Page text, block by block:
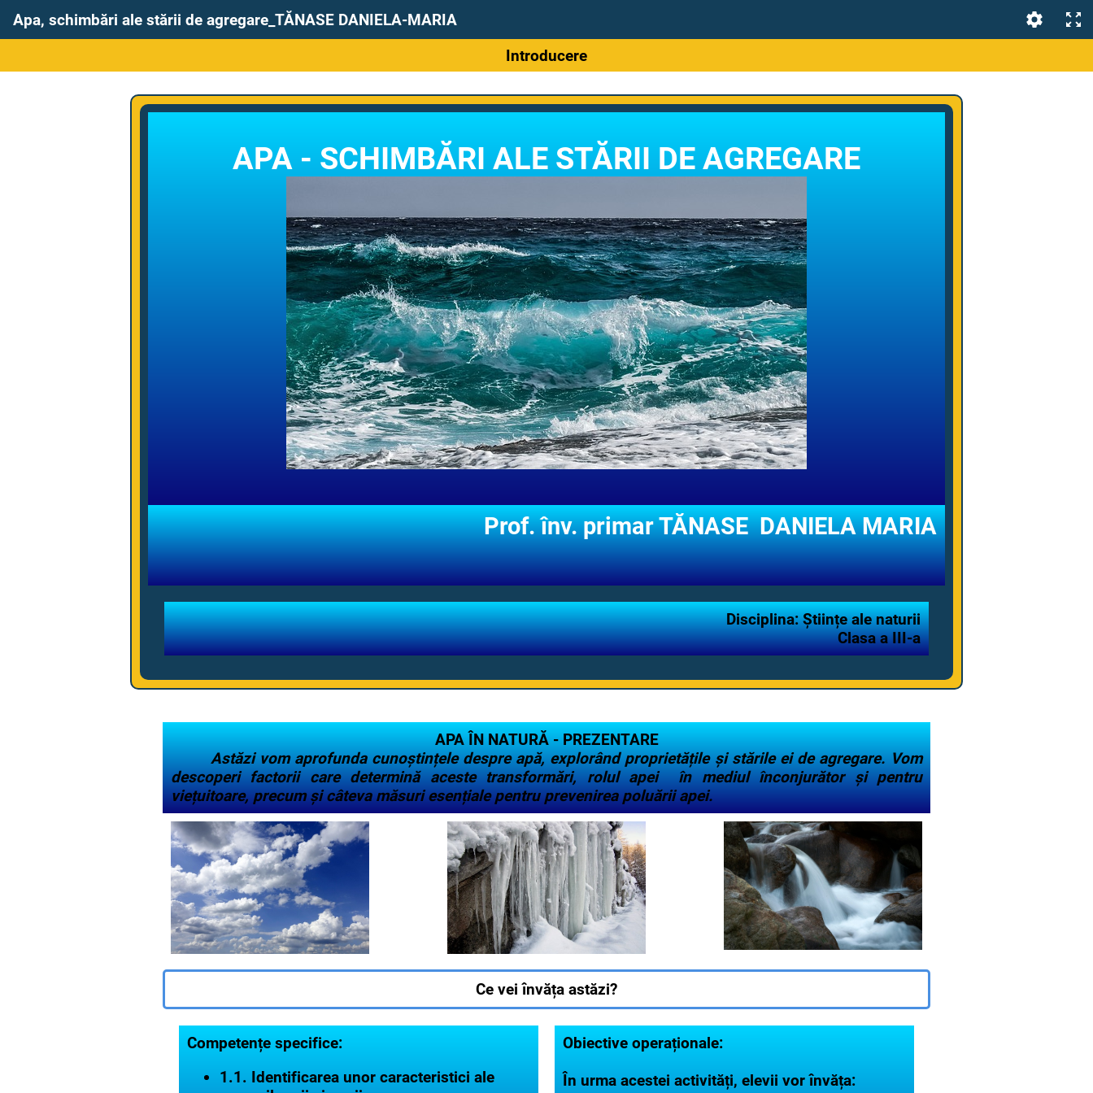
Apa, schimbări ale stării de agregare_TĂNASE DANIELA-MARIA
Introducere
APA - SCHIMBĂRI ALE STĂRII DE AGREGARE
Prof. înv. primar TĂNASE DANIELA MARIA
Disciplina: Științe ale naturii
Clasa a III-a
APA ÎN NATURĂ - PREZENTARE
Astăzi vom aprofunda cunoștințele despre apă, explorând proprietățile și stările ei de agregare. Vom
descoperi factorii care determină aceste transformări, rolul apei în mediul înconjurător și pentru
viețuitoare, precum și câteva măsuri esențiale pentru prevenirea poluării apei.
Ce vei învăța astăzi?
Competențe specifice:
1.1. Identificarea unor caracteristici ale
Obiective operaționale:
În urma acestei activități, elevii vor învăța: